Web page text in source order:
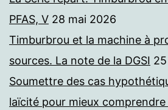
PFAS, V 28 mai 2026
Timburbrou et la machine à
sources. La note de la DGSI
Soumettre des cas
laïcité pour mieux